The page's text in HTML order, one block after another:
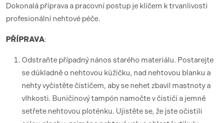
Dokonalá příprava a pracovní postup je klíčem k trvanlivosti
profesionální nehtové péče.
PŘÍPRAVA:
Odstraňte případný nános starého materiálu. Postarejte
se důkladně o nehtovou kůžičku, nad nehtovou blanku a
nehty vyčistěte čističem, aby se nehet zbavil mastnoty a
vlhkosti. Buničinový tampón namočte v čističi a jemně
setřete nehtovou ploténku. Ujistěte se, že jste očistili